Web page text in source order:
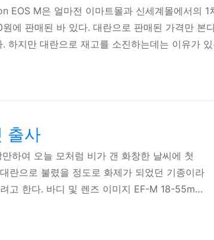
EOS M은 얼마전 이마트몰과 신세계몰에서의 1
에 판매된 바 있다. 대란으로 판매된 가격만 본
하지만 대란으로 재고를 소진하는데는 이유가
함에도 불구하고 하나같이 극악의 성능의 AF와
출사
하여 오늘 모처럼 비가 갠 화창한 날씨에 첫
란으로 불렸을 정도로 화제가 되었던 기종이라
고 한다. 바디 및 렌즈 이미지 EF-M 18-55mm
귀엽다는 느낌이다. 바디가 작은 편이라 손에